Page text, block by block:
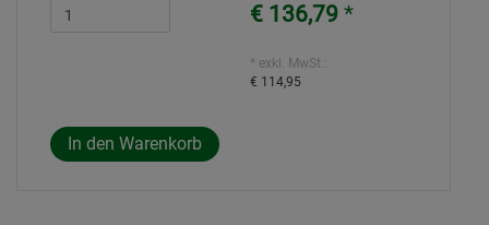
€ 136,79 *
* exkl. MwSt.:
€ 114,95